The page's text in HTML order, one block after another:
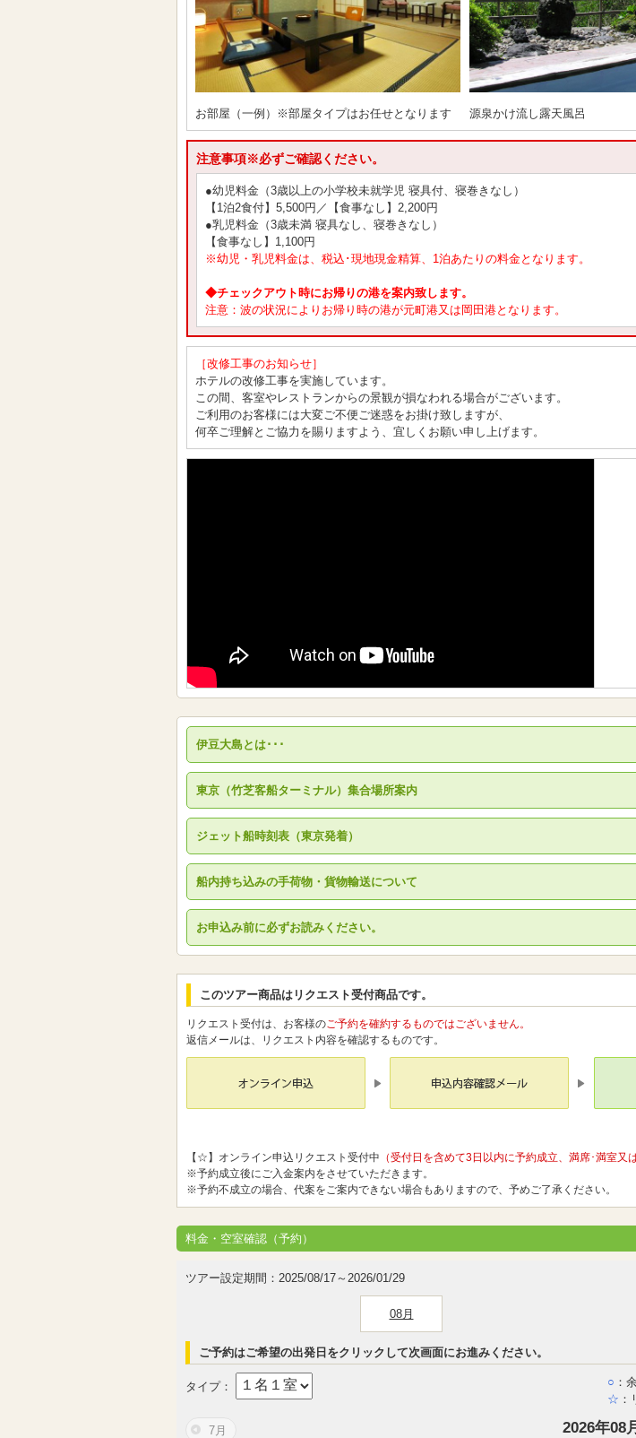
お部屋（一例）※部屋タイプはお任せとなります 源泉かけ流し露天風呂
注意事項※必ずご確認ください。
●幼児料金（3歳以上の小学校未就学児 寝具付、寝巻きなし）
【1泊2食付】5,500円／【食事なし】2,200円
●乳児料金（3歳未満 寝具なし、寝巻きなし）
【食事なし】1,100円
※幼児・乳児料金は、税込･現地現金精算、1泊あたりの料金となります。
◆チェックアウト時にお帰りの港を案内致します。
注意：波の状況によりお帰り時の港が元町港又は岡田港となります。
［改修工事のお知らせ］
ホテルの改修工事を実施しています。
この間、客室やレストランからの景観が損なわれる場合がございます。
ご利用のお客様には大変ご不便ご迷惑をお掛け致しますが、
何卒ご理解とご協力を賜りますよう、宜しくお願い申し上げます。
伊豆大島とは･･･
東京（竹芝客船ターミナル）集合場所案内
ジェット船時刻表（東京発着）
船内持ち込みの手荷物・貨物輸送について
お申込み前に必ずお読みください。
このツアー商品はリクエスト受付商品です。
リクエスト受付は、お客様のご予約を確約するものではございません。
返信メールは、リクエスト内容を確認するものです。
【☆】オンライン申込リクエスト受付中 （受付日を含めて3日以内に予約成立、満席･満室又
※予約成立後にご入金案内をさせていただきます。
※予約不成立の場合、代案をご案内できない場合もありますので、予めご了承ください。
料金・空室確認（予約）
ツアー設定期間：2025/08/17～2026/01/29
08月
ご予約はご希望の出発日をクリックして次画面にお進みください。
タイプ： ○ ：
☆
2026年08月
7月